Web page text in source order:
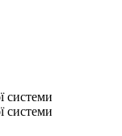
системи
системи